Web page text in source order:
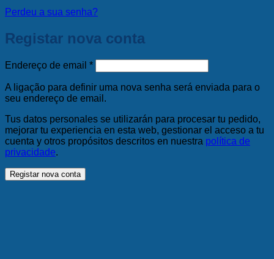
Perdeu a sua senha?
Registar nova conta
Endereço de email *Obrigatório
A ligação para definir uma nova senha será enviada para o
seu endereço de email.
Tus datos personales se utilizarán para procesar tu pedido,
mejorar tu experiencia en esta web, gestionar el acceso a tu
cuenta y otros propósitos descritos en nuestra política de
privacidade.
Registar nova conta